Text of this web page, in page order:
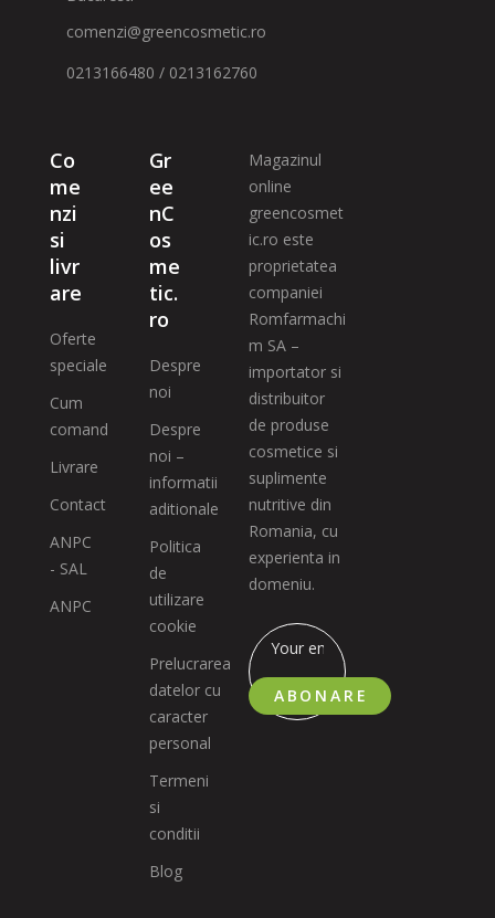
comenzi@greencosmetic.ro
0213166480 / 0213162760
Co
me
nzi
si
livr
are
Oferte
speciale
Cum
comand
Livrare
Contact
ANPC
- SAL
ANPC
Gr
ee
nC
os
me
tic.
ro
Despre
noi
Despre
noi –
informatii
aditionale
Politica
de
utilizare
cookie
Prelucrarea
datelor cu
caracter
personal
Termeni
si
conditii
Blog
Magazinul
online
greencosmet
ic.ro este
proprietatea
companiei
Romfarmachi
m SA –
importator si
distribuitor
de produse
cosmetice si
suplimente
nutritive din
Romania, cu
experienta in
domeniu.
ABONARE